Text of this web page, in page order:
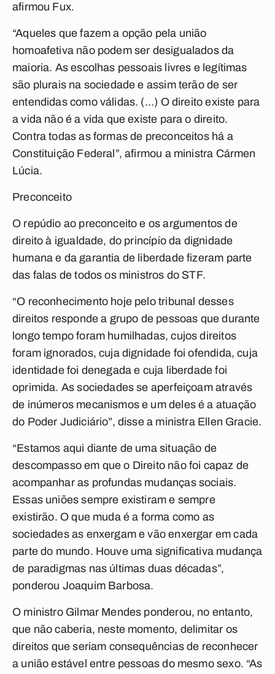
afirmou Fux.
“Aqueles que fazem a opção pela união
homoafetiva não podem ser desigualados da
maioria. As escolhas pessoais livres e legítimas
são plurais na sociedade e assim terão de ser
entendidas como válidas. (...) O direito existe para
a vida não é a vida que existe para o direito.
Contra todas as formas de preconceitos há a
Constituição Federal”, afirmou a ministra Cármen
Lúcia.
Preconceito
O repúdio ao preconceito e os argumentos de
direito à igualdade, do princípio da dignidade
humana e da garantia de liberdade fizeram parte
das falas de todos os ministros do STF.
“O reconhecimento hoje pelo tribunal desses
direitos responde a grupo de pessoas que durante
longo tempo foram humilhadas, cujos direitos
foram ignorados, cuja dignidade foi ofendida, cuja
identidade foi denegada e cuja liberdade foi
oprimida. As sociedades se aperfeiçoam através
de inúmeros mecanismos e um deles é a atuação
do Poder Judiciário”, disse a ministra Ellen Gracie.
“Estamos aqui diante de uma situação de
descompasso em que o Direito não foi capaz de
acompanhar as profundas mudanças sociais.
Essas uniões sempre existiram e sempre
existirão. O que muda é a forma como as
sociedades as enxergam e vão enxergar em cada
parte do mundo. Houve uma significativa mudança
de paradigmas nas últimas duas décadas”,
ponderou Joaquim Barbosa.
O ministro Gilmar Mendes ponderou, no entanto,
que não caberia, neste momento, delimitar os
direitos que seriam consequências de reconhecer
a união estável entre pessoas do mesmo sexo. “As